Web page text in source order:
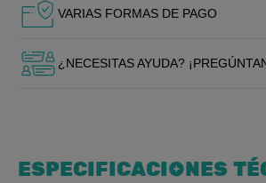
VARIAS FORMAS DE PAGO
¿NECESITAS AYUDA?
ESPECIFICACIONES